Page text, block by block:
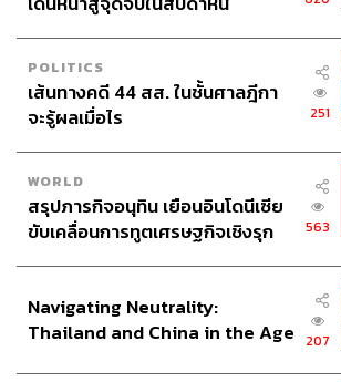
POLITICS
เส้นทางคดี 44 สส. ในชั้นศาลฎีกา
จะรู้ผลเมื่อไร
251
WORLD
สรุปภารกิจอนุทิน เยือนอินโดนีเซีย
ขับเคลื่อนการทูตเศรษฐกิจเชิงรุก
563
Navigating Neutrality:
Thailand and China in the Age
207